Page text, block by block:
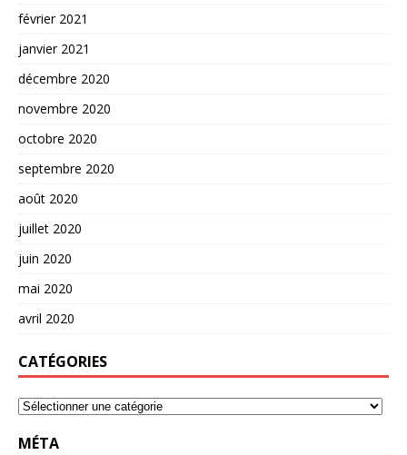
février 2021
janvier 2021
décembre 2020
novembre 2020
octobre 2020
septembre 2020
août 2020
juillet 2020
juin 2020
mai 2020
avril 2020
CATÉGORIES
MÉTA